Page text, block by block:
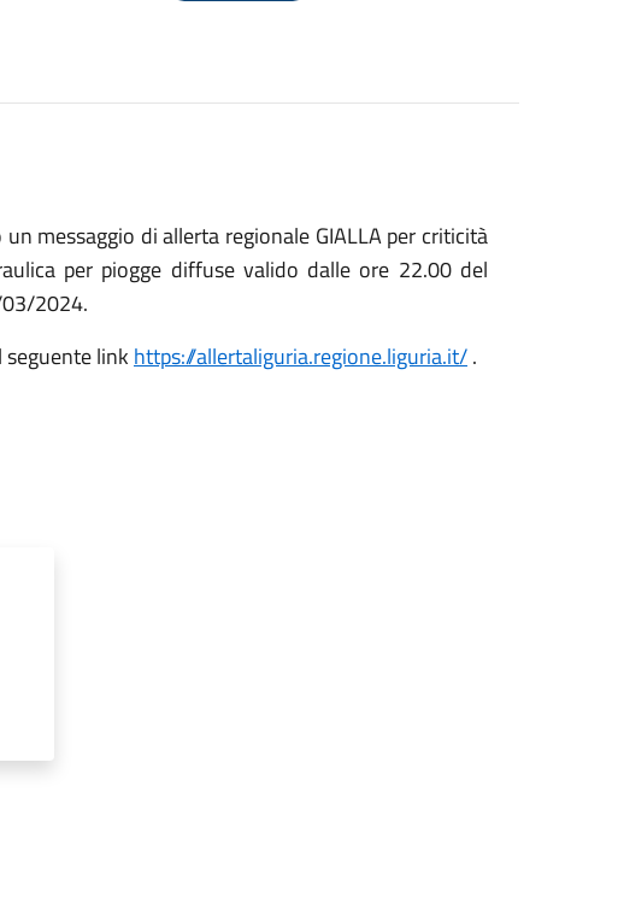
messaggio di allerta regionale GIALLA per criticità
per piogge diffuse valido dalle ore 22.00 del
2024.
link https://allertaliguria.regione.liguria.it/.